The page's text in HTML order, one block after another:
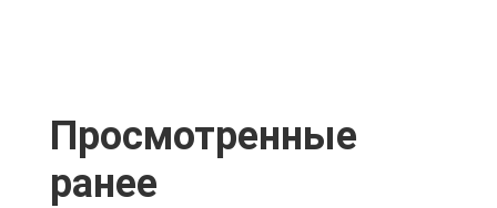
Просмотренные
ранее